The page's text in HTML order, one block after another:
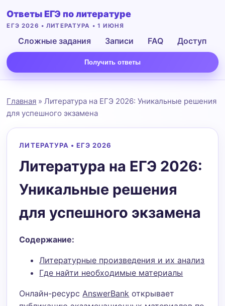
Ответы ЕГЭ по литературе
ЕГЭ 2026 • ЛИТЕРАТУРА • 1 ИЮНЯ
Сложные задания Записи FAQ Доступ
Получить ответы
Подать заявку
Главная » Литература на ЕГЭ 2026: Уникальные решения
для успешного экзамена
ЛИТЕРАТУРА • ЕГЭ 2026
Литература на ЕГЭ 2026:
Уникальные решения
для успешного экзамена
Содержание:
Литературные произведения и их анализ
Где найти необходимые материалы
Онлайн-ресурсAnswerBank открывает